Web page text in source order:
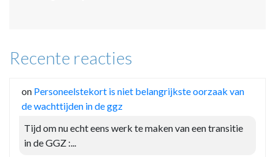
Recente reacties
on Personeelstekort is niet belangrijkste oorzaak van
de wachttijden in de ggz
Tijd om nu echt eens werk te maken van een transitie
in de GGZ :...